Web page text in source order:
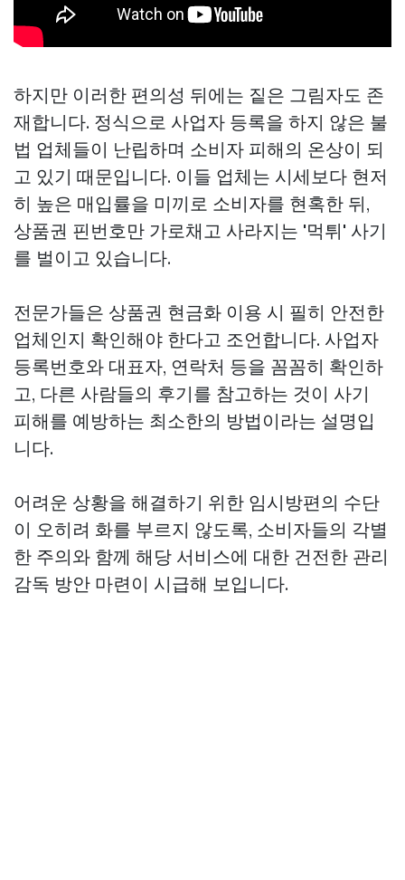
하지만 이러한 편의성 뒤에는 짙은 그림자도 존
재합니다. 정식으로 사업자 등록을 하지 않은 불
법 업체들이 난립하며 소비자 피해의 온상이 되
고 있기 때문입니다. 이들 업체는 시세보다 현저
히 높은 매입률을 미끼로 소비자를 현혹한 뒤,
상품권 핀번호만 가로채고 사라지는 '먹튀' 사기
를 벌이고 있습니다.
전문가들은 상품권 현금화 이용 시 필히 안전한
업체인지 확인해야 한다고 조언합니다. 사업자
등록번호와 대표자, 연락처 등을 꼼꼼히 확인하
고, 다른 사람들의 후기를 참고하는 것이 사기
피해를 예방하는 최소한의 방법이라는 설명입
니다.
어려운 상황을 해결하기 위한 임시방편의 수단
이 오히려 화를 부르지 않도록, 소비자들의 각별
한 주의와 함께 해당 서비스에 대한 건전한 관리
감독 방안 마련이 시급해 보입니다.